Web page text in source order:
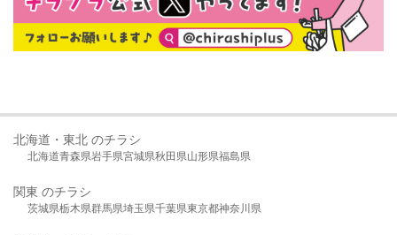
北海道・東北 のチラシ
北海道青森県岩手県宮城県秋田県山形県福島県
関東 のチラシ
茨城県栃木県群馬県埼玉県千葉県東京都神奈川県